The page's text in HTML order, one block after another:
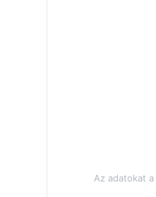
Az adatokat a